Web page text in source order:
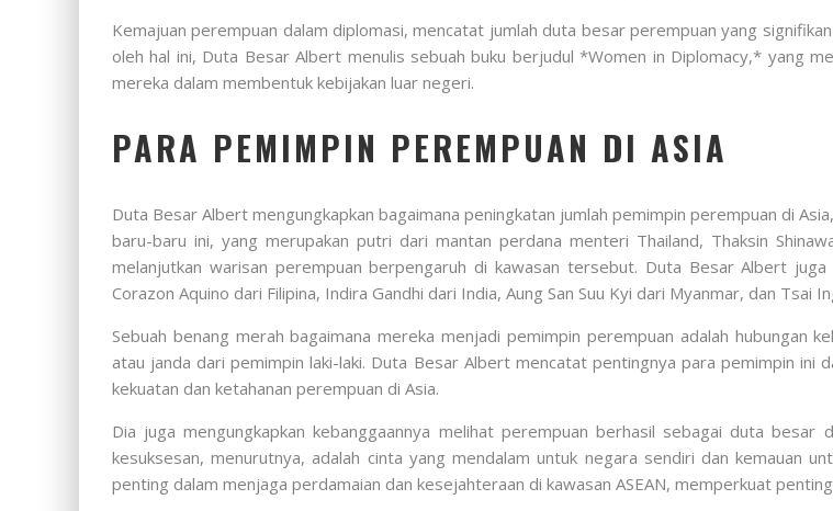
Kemajuan perempuan dalam diplomasi, mencatat jumlah duta besar perempuan yang
oleh hal ini, Duta Besar Albert menulis sebuah buku berjudul *Women in Diplomacy,* yang
mereka dalam membentuk kebijakan luar negeri.
PARA PEMIMPIN PEREMPUAN DI ASIA
Duta Besar Albert mengungkapkan bagaimana peningkatan jumlah pemimpin perempuan di
baru-baru ini, yang merupakan putri dari mantan perdana menteri Thailand, Thaksin
melanjutkan warisan perempuan berpengaruh di kawasan tersebut. Duta Besar Albert
Corazon Aquino dari Filipina, Indira Gandhi dari India, Aung San Suu Kyi dari Myanmar, dan Tsai
Sebuah benang merah bagaimana mereka menjadi pemimpin perempuan adalah hubungan
atau janda dari pemimpin laki-laki. Duta Besar Albert mencatat pentingnya para pemimpin ini
kekuatan dan ketahanan perempuan di Asia.
Dia juga mengungkapkan kebanggaannya melihat perempuan berhasil sebagai duta
kesuksesan, menurutnya, adalah cinta yang mendalam untuk negara sendiri dan kemauan
penting dalam menjaga perdamaian dan kesejahteraan di kawasan ASEAN, memperkuat